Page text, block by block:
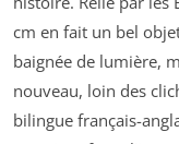
cm en fait un bel
baignée de lumière,
nouveau, loin des
bilingue français-